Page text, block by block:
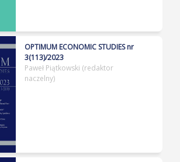
OPTIMUM ECONOMIC STUDIES nr
3(113)/2023
Paweł Piątkowski (redaktor
naczelny)